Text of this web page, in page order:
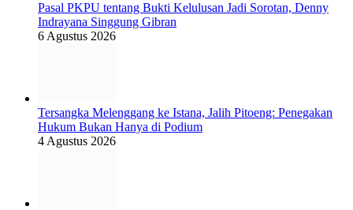
Pasal PKPU tentang Bukti Kelulusan Jadi Sorotan, Denny
Indrayana Singgung Gibran
6 Agustus 2026
Tersangka Melenggang ke Istana, Jalih Pitoeng: Penegakan
Hukum Bukan Hanya di Podium
4 Agustus 2026